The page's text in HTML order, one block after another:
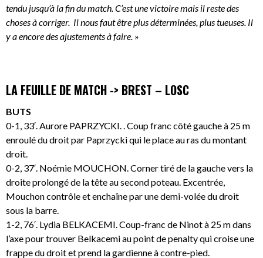
tendu jusqu’à la fin du match. C’est une victoire mais il reste des
choses à corriger. Il nous faut être plus déterminées, plus tueuses. Il
y a encore des ajustements à faire. »
LA FEUILLE DE MATCH -> BREST – LOSC
BUTS
0-1, 33′. Aurore PAPRZYCKI. . Coup franc côté gauche à 25 m
enroulé du droit par Paprzycki qui le place au ras du montant
droit.
0-2, 37′. Noémie MOUCHON. Corner tiré de la gauche vers la
droite prolongé de la tête au second poteau. Excentrée,
Mouchon contrôle et enchaîne par une demi-volée du droit
sous la barre.
1-2, 76′. Lydia BELKACEMI. Coup-franc de Ninot à 25 m dans
l’axe pour trouver Belkacemi au point de penalty qui croise une
frappe du droit et prend la gardienne à contre-pied.